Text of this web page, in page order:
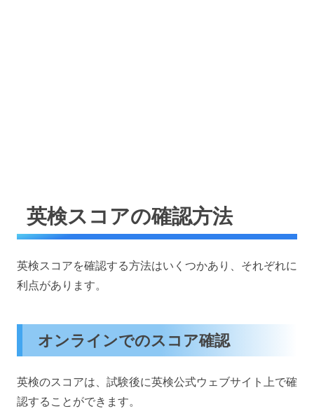
英検スコアの確認方法
英検スコアを確認する方法はいくつかあり、それぞれに
利点があります。
オンラインでのスコア確認
英検のスコアは、試験後に英検公式ウェブサイト上で確
認することができます。